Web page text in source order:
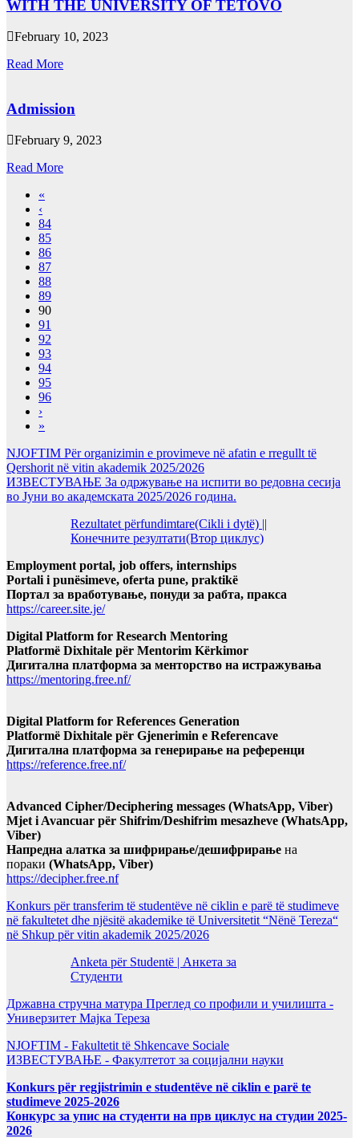
WITH THE UNIVERSITY OF TETOVO
February 10, 2023
Read More
Admission
February 9, 2023
Read More
«
‹
84
85
86
87
88
89
90
91
92
93
94
95
96
›
»
NJOFTIM Për organizimin e provimeve në afatin e rregullt të
Qershorit në vitin akademik 2025/2026
ИЗВЕСТУВАЊЕ За одржување на испити во редовна сесија
во Јуни во академската 2025/2026 година.
Rezultatet përfundimtare(Cikli i dytë) ||
Конечните резултати(Втор циклус)
Employment portal, job offers, internships
Portali i punësimeve, oferta pune, praktikë
Портал за вработување, понуди за рабта, пракса
https://career.site.je/
Digital Platform for Research Mentoring
Platformë Dixhitale për Mentorim Kërkimor
Дигитална платформа за менторство на истражувања
https://mentoring.free.nf/
Digital Platform for References Generation
Platformë Dixhitale për Gjenerimin e Referencave
Дигитална платформа за генерирање на референци
https://reference.free.nf/
Advanced Cipher/Deciphering messages (WhatsApp, Viber)
Mjet i Avancuar për Shifrim/Deshifrim mesazheve (WhatsApp,
Viber)
Напредна алатка за шифрирање/дешифрирање на
пораки (WhatsApp, Viber)
https://decipher.free.nf
Konkurs për transferim të studentëve në ciklin e parë të studimeve
në fakultetet dhe njësitë akademike të Universitetit “Nënë Tereza“
në Shkup për vitin akademik 2025/2026
Anketa për Studentë | Анкета за
Студенти
Државна стручна матура Преглед со профили и училишта -
Универзитет Мајка Тереза
NJOFTIM - Fakultetit të Shkencave Sociale
ИЗВЕСТУВАЊЕ - Факултетот за социјални науки
Konkurs për regjistrimin e studentëve në ciklin e parë te
studimeve 2025-2026
Конкурс за упис на студенти на прв циклус на студии 2025-
2026